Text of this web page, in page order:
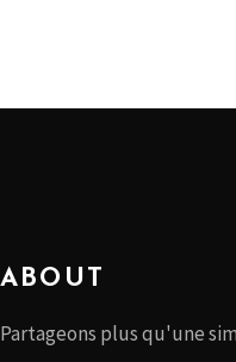
ABOUT
Partageons plus qu'une